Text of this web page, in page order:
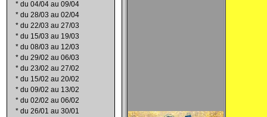
* du 04/04 au 09/04
* du 28/03 au 02/04
* du 22/03 au 27/03
* du 15/03 au 19/03
* du 08/03 au 12/03
* du 29/02 au 06/03
* du 23/02 au 27/02
* du 15/02 au 20/02
* du 09/02 au 13/02
* du 02/02 au 06/02
* du 26/01 au 30/01